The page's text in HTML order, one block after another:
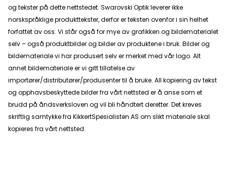
og tekster på dette nettstedet. Swarovski Optik leverer ikke
norskspråklige produkttekster, derfor er teksten ovenfor i sin helhet
forfattet av oss. Vi står også for mye av grafikken og bildematerialet
selv – også produktbilder og bilder av produktene i bruk. Bilder og
bildemateriale vi har produsert selv er merket med vår logo. Alt
annet bildemateriale er vi gitt tillatelse av
importører/distributører/produsenter til å bruke. All kopiering av tekst
og opphavsbeskyttede bilder fra vårt nettsted er å anse som et
brudd på åndsverksloven og vil bli håndtert deretter. Det kreves
skriftlig samtykke fra KikkertSpesialisten AS om slikt materiale skal
kopieres fra vårt nettsted.